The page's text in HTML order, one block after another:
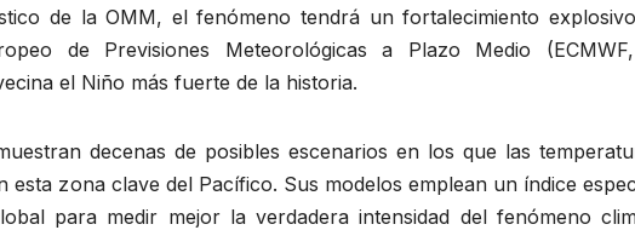
de la OMM, el fenómeno tendrá un fortalecimiento
de Previsiones Meteorológicas a Plazo Medio
el Niño más fuerte de la historia.
decenas de posibles escenarios en los que las
esta zona clave del Pacífico. Sus modelos emplean un índice
para medir mejor la verdadera intensidad del fenómeno